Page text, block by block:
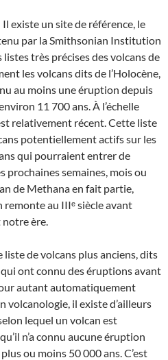
existe un site de référence, le
par la Smithsonian Institution
très précises des volcans de
les volcans dits de l’Holocène,
au moins une éruption depuis
11 700 ans. À l’échelle
relativement récent. Cette liste
potentiellement actifs sur les
qui pourraient entrer de
prochaines semaines, mois ou
de Methana en fait partie,
au IIIᵉ siècle avant
notre ère.
de volcans plus anciens, dits
ont connu des éruptions avant
autant automatiquement
volcanologie, il existe d’ailleurs
lequel un volcan est
n’a connu aucune éruption
ou moins 50 000 ans. C’est